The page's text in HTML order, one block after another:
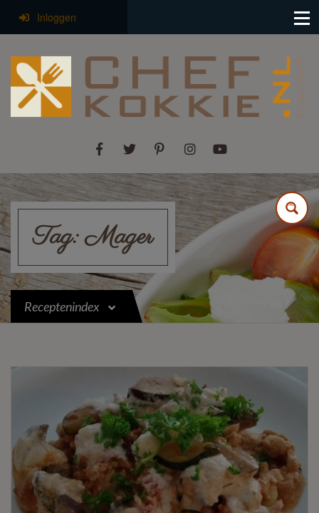
Inloggen
Tag:Mager
Receptenindex